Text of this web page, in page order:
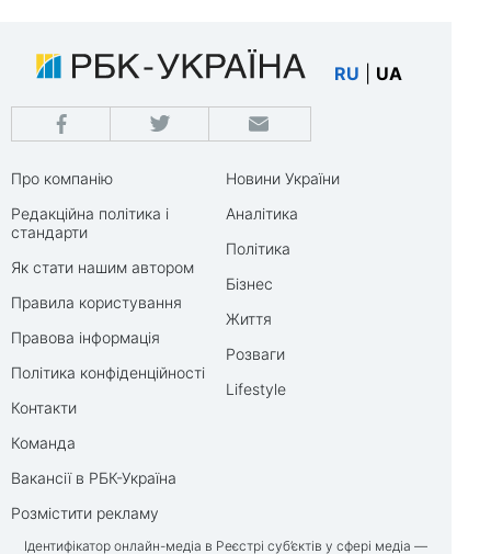
RU UA
Про компанію
Редакційна політика і
стандарти
Як стати нашим автором
Правила користування
Правова інформація
Політика конфіденційності
Контакти
Команда
Вакансії в РБК-Україна
Розмістити рекламу
Новини України
Аналітика
Політика
Бізнес
Життя
Розваги
Lifestyle
Ідентифікатор онлайн-медіа в Реєстрі суб’єктів у сфері медіа —